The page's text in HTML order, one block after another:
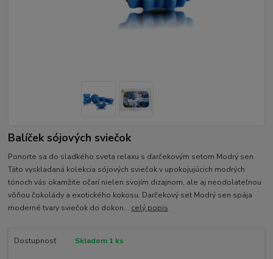
Balíček sójových sviečok
Ponorte sa do sladkého sveta relaxu s darčekovým setom Modrý sen.
Táto vyskladaná kolekcia sójových sviečok v upokojujúcich modrých
tónoch vás okamžite očarí nielen svojím dizajnom, ale aj neodolateľnou
vôňou čokolády a exotického kokosu. Darčekový set Modrý sen spája
moderné tvary sviečok do dokon... celý popis
Dostupnosť Skladom 1 ks